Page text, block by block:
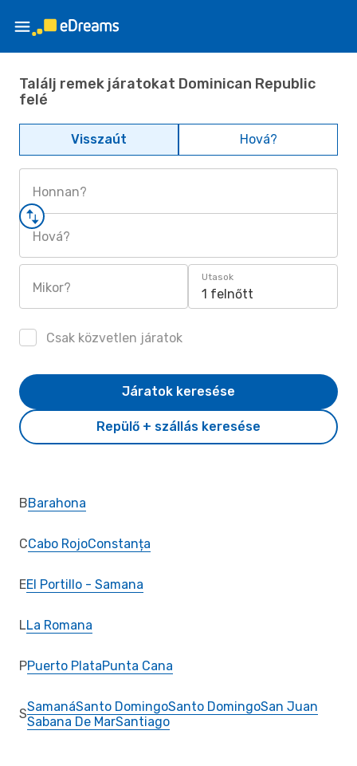
Találj remek járatokat Dominican Republic
felé
Visszaút Hová?
Honnan?
Hová?
Mikor?
Utasok
1 felnőtt
Csak közvetlen járatok
Repülő + szállás keresése
Járatok keresése
BBarahona
CCabo RojoConstanța
EEl Portillo - Samana
LLa Romana
PPuerto PlataPunta Cana
SSamanáSanto DomingoSanto DomingoSan Juan
Sabana De MarSantiago